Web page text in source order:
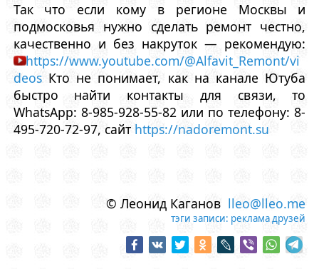
Так что если кому в регионе Москвы и
подмосковья нужно сделать ремонт честно,
качественно и без накруток — рекомендую:
https://www.youtube.com/@Alfavit_Remont/vi
deosКто не понимает, как на канале Ютуба
быстро найти контакты для связи, то
WhatsApp: 8-985-928-55-82 или по телефону: 8-
495-720-72-97, сайт https://nadoremont.su
© Леонид Каганов lleo@lleo.me
тэги записи: реклама друзей